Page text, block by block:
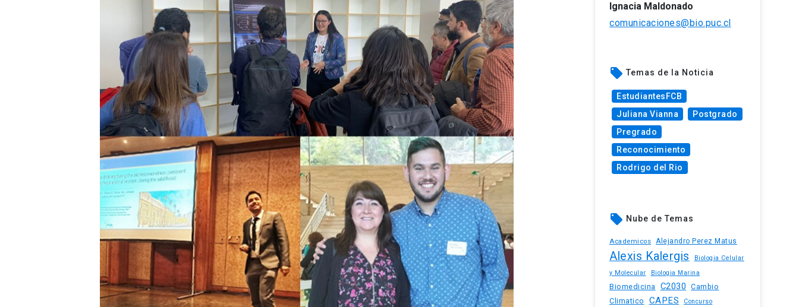
Ignacia Maldonado
comunicaciones@bio.puc.cl
local_offer Temas de la Noticia
EstudiantesFCB
Juliana Vianna
Postgrado
Pregrado
Reconocimiento
Rodrigo del Rio
local_offer Nube de Temas
Academicos Alejandro Perez Matus
Alexis Kalergis
Biologia Celular
y Molecular
Biologia Marina
Biomedicina C2030
Cambio
Climatico
CAPES Concurso